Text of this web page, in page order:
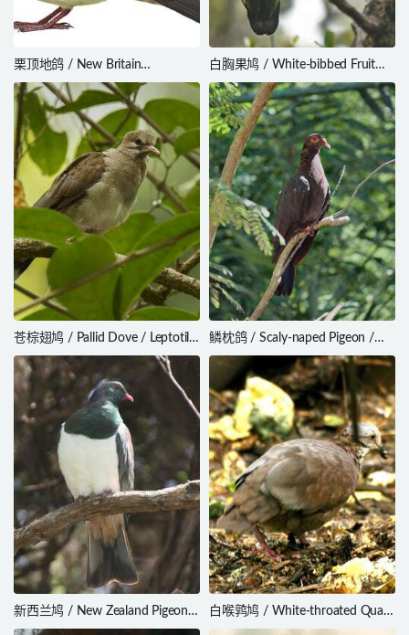
栗顶地鸽 / New Britain
Bronzewing / Henicophaps
foersteri
白胸果鸠 / White-bibbed Fruit
Dove / Ptilinopus rivoli
苍棕翅鸠 / Pallid Dove / Leptotila
pallida
鳞枕鸽 / Scaly-naped Pigeon /
Patagioenas squamosa
新西兰鸠 / New Zealand Pigeon /
Hemiphaga novaeseelandiae
白喉鹑鸠 / White-throated Quail-
Dove / Zentrygon frenata